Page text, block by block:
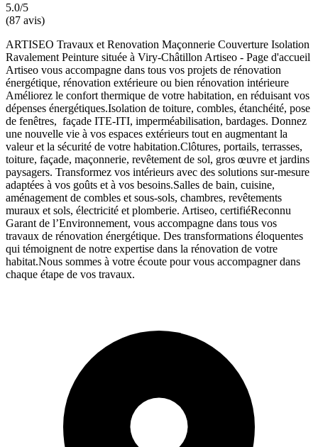
5.0/5
(87 avis)
ARTISEO Travaux et Renovation Maçonnerie Couverture Isolation
Ravalement Peinture située à Viry-Châtillon Artiseo - Page d'accueil
Artiseo vous accompagne dans tous vos projets de rénovation
énergétique, rénovation extérieure ou bien rénovation intérieure
Améliorez le confort thermique de votre habitation, en réduisant vos
dépenses énergétiques.Isolation de toiture, combles, étanchéité, pose
de fenêtres, façade ITE-ITI, imperméabilisation, bardages. Donnez
une nouvelle vie à vos espaces extérieurs tout en augmentant la
valeur et la sécurité de votre habitation.Clôtures, portails, terrasses,
toiture, façade, maçonnerie, revêtement de sol, gros œuvre et jardins
paysagers. Transformez vos intérieurs avec des solutions sur-mesure
adaptées à vos goûts et à vos besoins.Salles de bain, cuisine,
aménagement de combles et sous-sols, chambres, revêtements
muraux et sols, électricité et plomberie. Artiseo, certifiéReconnu
Garant de l’Environnement, vous accompagne dans tous vos
travaux de rénovation énergétique. Des transformations éloquentes
qui témoignent de notre expertise dans la rénovation de votre
habitat.Nous sommes à votre écoute pour vous accompagner dans
chaque étape de vos travaux.